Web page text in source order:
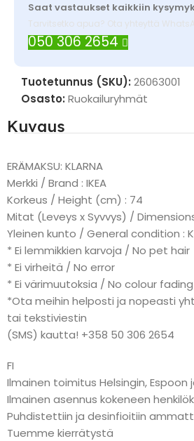
Saat vastaukset kaikkiin
Tarvitsetko apua? Ota yhteyttä
050 306 2654
Tuotetunnus (SKU): 26063001
Osasto: Ruokailuryhmät
Kuvaus
ERÄMAKSU: KLARNA
Merkki / Brand : IKEA
Korkeus / Height (cm) : 74
Mitat (Leveys x Syvvys) /
Yleinen kunto / General condition :
* Ei lemmikkien karvoja / No pet hair
* Ei virheitä / No error
* Ei värimuutoksia / No colour fading
*Ota meihin helposti ja nopeasti
tai tekstiviestin
(SMS) kautta! +358 50 306 2654
FI
Ilmainen toimitus Helsingin,
Ilmainen asennus kokeneen
Puhdistettiin ja desinfioitiin
Tuemme kierrätystä